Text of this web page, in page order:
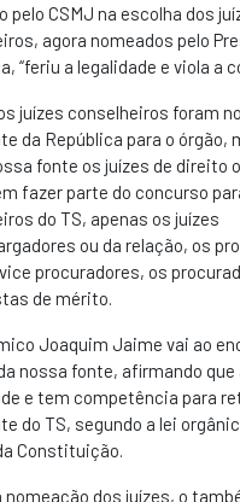
pelo CSMJ na escolha dos
agora nomeados pelo
“feriu a legalidade e viola a
juízes conselheiros foram
da República para o órgão,
fonte os juízes de direito
fazer parte do concurso
do TS, apenas os juízes
ou da relação, os
procuradores, os
de mérito.
Joaquim Jaime vai ao
nossa fonte, afirmando que
e tem competência para
do TS, segundo a lei
Constituição.
nomeação dos juízes, o